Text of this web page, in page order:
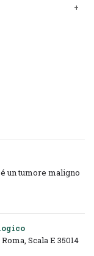
un tumore maligno
Scala E 35014